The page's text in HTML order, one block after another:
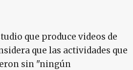
que produce videos de
que las actividades que
sin "ningún